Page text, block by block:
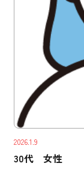
2026.1.9
30代 女性